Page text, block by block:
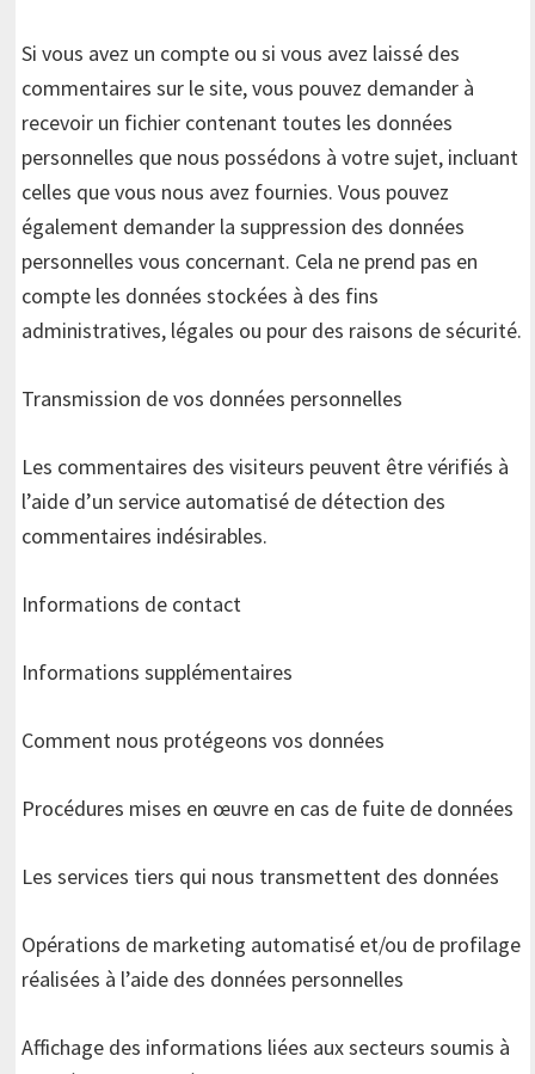
Si vous avez un compte ou si vous avez laissé des
commentaires sur le site, vous pouvez demander à
recevoir un fichier contenant toutes les données
personnelles que nous possédons à votre sujet, incluant
celles que vous nous avez fournies. Vous pouvez
également demander la suppression des données
personnelles vous concernant. Cela ne prend pas en
compte les données stockées à des fins
administratives, légales ou pour des raisons de sécurité.
Transmission de vos données personnelles
Les commentaires des visiteurs peuvent être vérifiés à
l’aide d’un service automatisé de détection des
commentaires indésirables.
Informations de contact
Informations supplémentaires
Comment nous protégeons vos données
Procédures mises en œuvre en cas de fuite de données
Les services tiers qui nous transmettent des données
Opérations de marketing automatisé et/ou de profilage
réalisées à l’aide des données personnelles
Affichage des informations liées aux secteurs soumis à